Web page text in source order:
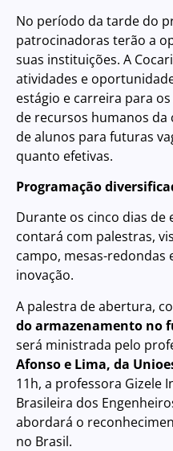
No período da tarde do
patrocinadoras terão a
suas instituições. A
atividades e
estágio e carreira para
de recursos humanos
de alunos para futuras
quanto efetivas.
Programação
Durante os cinco dias de
contará com palestras,
campo, mesas-redondas
inovação.
A palestra de abertura,
do armazenamento no
será ministrada pelo
Afonso e Lima, da
11h, a professora Gizele
Brasileira dos
abordará o
no Brasil.